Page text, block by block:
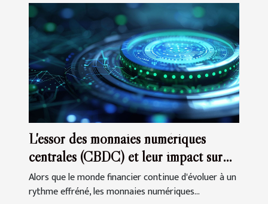
L'essor des monnaies numériques
centrales (CBDC) et leur impact sur
l'économie globale
Alors que le monde financier continue d'évoluer à un
rythme effréné, les monnaies numériques...